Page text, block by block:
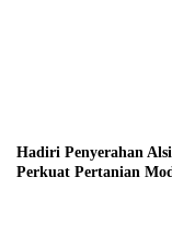
Hadiri Penyerahan
Perkuat Pertanian